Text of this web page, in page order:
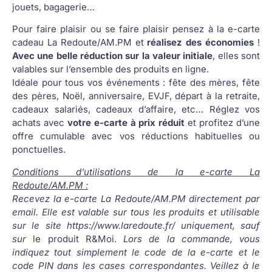
jouets, bagagerie…
Pour faire plaisir ou se faire plaisir pensez à la e-carte
cadeau La Redoute/AM.PM et réalisez des économies !
Avec une belle réduction sur la valeur initiale, elles sont
valables sur l’ensemble des produits en ligne.
Idéale pour tous vos événements : fête des mères, fête
des pères, Noël, anniversaire, EVJF, départ à la retraite,
cadeaux salariés, cadeaux d’affaire, etc… Réglez vos
achats avec votre e-carte à prix réduit et profitez d’une
offre cumulable avec vos réductions habituelles ou
ponctuelles.
Conditions d’utilisations de la e-carte La
Redoute/AM.PM :
Recevez la e-carte La Redoute/AM.PM directement par
email. Elle est valable sur tous les produits et utilisable
sur le site https://www.laredoute.fr/ uniquement, sauf
sur le produit R&Moi. Lors de la commande, vous
indiquez tout simplement le code de la e-carte et le
code PIN dans les cases correspondantes. Veillez à le